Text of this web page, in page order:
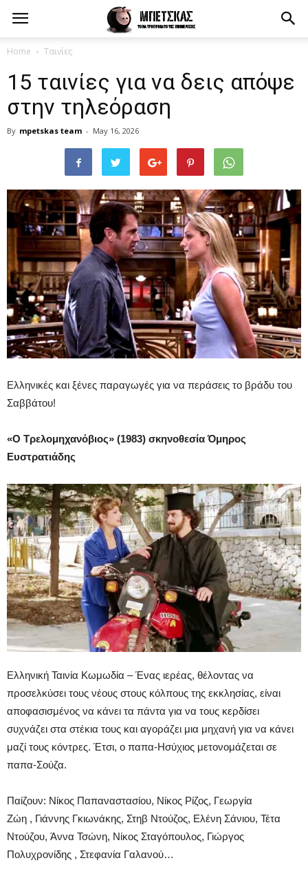
Home Ταινίες
15 ταινίες για να δεις απόψε
στην τηλεόραση
By mpetskas team - May 16, 2026
Ελληνικές και ξένες παραγωγές για να περάσεις το βράδυ του
Σαββάτου!
«Ο Τρελομηχανόβιος» (1983) σκηνοθεσία Όμηρος
Ευστρατιάδης
Ελληνική Ταινία Κωμωδία – Ένας ιερέας, θέλοντας να
προσελκύσει τους νέους στους κόλπους της εκκλησίας, είναι
αποφασισμένος να κάνει τα πάντα για να τους κερδίσει
συχνάζει στα στέκια τους και αγοράζει μια μηχανή για να κάνει
μαζί τους κόντρες. Έτσι, ο παπα-Ησύχιος μετονομάζεται σε
παπα-Σούζα.
Παίζουν: Νίκος Παπαναστασίου, Νίκος Ρίζος, Γεωργία
Ζώη , Γιάννης Γκιωνάκης, Στηβ Ντούζος, Ελένη Σάνιου, Τέτα
Ντούζου, Άννα Τσώνη, Νίκος Σταγόπουλος, Γιώργος
Πολυχρονίδης , Στεφανία Γαλανού…